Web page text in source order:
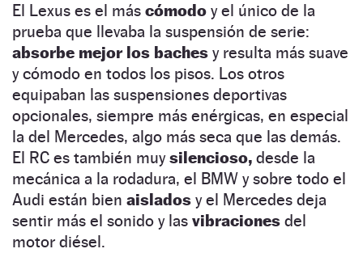
El Lexus es el más cómodo y el único de la
prueba que llevaba la suspensión de serie:
absorbe mejor los baches y resulta más suave
y cómodo en todos los pisos. Los otros
equipaban las suspensiones deportivas
opcionales, siempre más enérgicas, en especial
la del Mercedes, algo más seca que las demás.
El RC es también muysilencioso, desde la
mecánica a la rodadura, el BMW y sobre todo el
Audi están bien aislados y el Mercedes deja
sentir más el sonido y las vibraciones del
motor diésel.